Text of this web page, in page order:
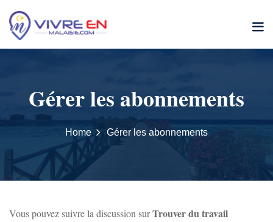
content
Gérer les abonnements
Home Gérer les abonnements
Vous pouvez suivre la discussion surTrouver du travail